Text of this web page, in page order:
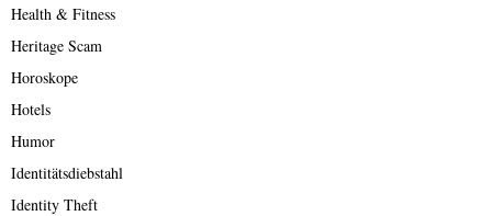
Health & Fitness
Heritage Scam
Horoskope
Hotels
Humor
Identitätsdiebstahl
Identity Theft